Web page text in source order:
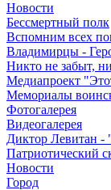
Новости
Бессмертный полк
Вспомним всех
Владимирцы -
Никто не забыт,
Медиапроект
Мемориалы
Фотогалерея
Видеогалерея
Диктор Левитан -
Патриотический
Новости
Город